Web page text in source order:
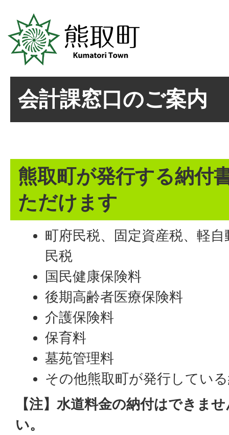
会計課窓口のご案内
熊取町が発行する納付
ただけます
町府民税、固定資産税、軽
民税
国民健康保険料
後期高齢者医療保険料
介護保険料
保育料
墓苑管理料
その他熊取町が発行してい
【注】水道料金の納付はできま
い。